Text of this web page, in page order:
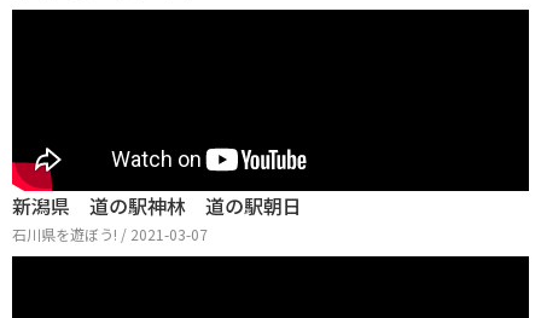
新潟県 道の駅神林 道の駅朝日
石川県を遊ぼう! / 2021-03-07